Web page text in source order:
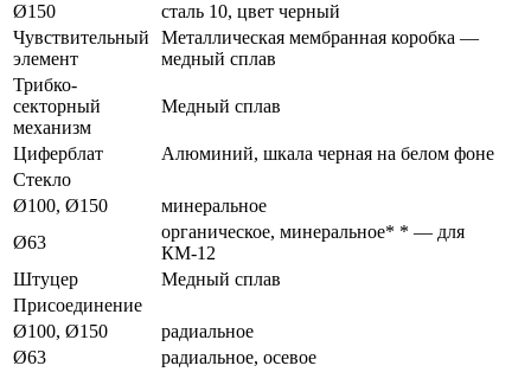
Ø150
сталь 10, цвет черный
Чувствительный
элемент
Металлическая мембранная коробка —
медный сплав
Трибко-
секторный
механизм
Медный сплав
Циферблат
Алюминий, шкала черная на белом фоне
Стекло
Ø100, Ø150
минеральное
Ø63
органическое, минеральное* * — для
КМ-12
Штуцер
Медный сплав
Присоединение
Ø100, Ø150
радиальное
Ø63
радиальное, осевое